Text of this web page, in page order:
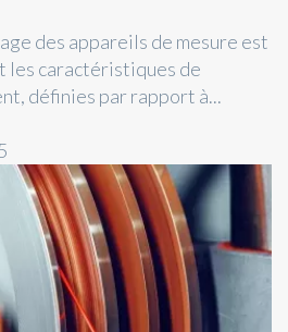
des appareils de mesure est
les caractéristiques de
définies par rapport à...